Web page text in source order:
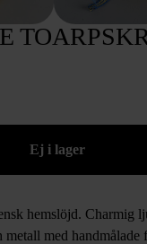
hemslöjd. Charmig
metall med handmålade